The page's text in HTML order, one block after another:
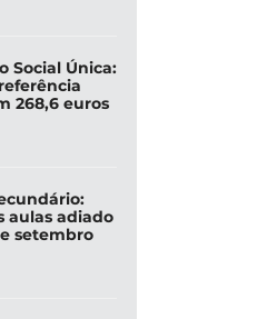
Social Única:
268,6 euros
aulas adiado
setembro